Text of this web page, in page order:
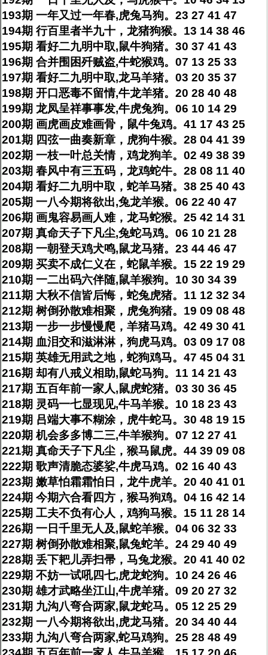
193期 一年又过一年春,虎兔马狗。23 27 41 47
194期 行百里者半九十，龙猪狗猴。13 14 38 46
195期 看好二九明中取,鼠牛狗猪。30 37 41 43
196期 合并围困歼贼盗,牛蛇猴鸡。07 13 25 33
197期 看好二九明中取,龙马羊猪。03 20 35 37
198期 开口恶毒不留情,牛龙羊猪。20 28 40 48
199期 龙凤呈祥事事发,牛虎兔狗。06 10 14 29
200期 画虎画皮难画骨，鼠牛兔鸡。41 17 43 25
201期 四弦一曲奏新章，虎狗牛猴。28 04 41 39
202期 一枝一叶总关情，鸡龙狗羊。02 49 38 39
203期 春风中有三五码，龙鸡蛇牛。28 08 11 40
204期 看好二九明中取，蛇羊马猪。38 25 40 43
205期 一八今期将欲出,兔龙羊猴。06 22 40 47
206期 画鬼容易画人难，龙马蛇猴。25 42 14 31
207期 真命天子下凡尘,兔蛇马鸡。06 10 21 28
208期 一朝登天鸡犬鸣,鼠龙马猪。23 44 46 47
209期 买卖不成仁义在，蛇鼠羊猴。15 22 19 29
210期 一二出码六伴随,鼠羊猴狗。10 30 34 39
211期 大秋不信皆后悔，蛇兔虎猪。11 12 32 34
212期 树倒孙散难相聚，虎兔狗猪。19 09 08 48
213期 一步一步慢慢爬，羊猪马鸡。42 49 30 41
214期 血泪交和滋淋淋，狗虎马鸡。03 09 17 08
215期 英雄无用武之地，蛇狗鸡马。47 45 04 31
216期 却有八戒义相助,鼠蛇马狗。11 14 21 43
217期 五百年前一家人,鼠虎蛇猪。03 30 36 45
218期 灵码一七显现见,牛马羊猴。10 18 23 43
219期 吕端大事不糊涂，虎牛蛇马。30 48 19 15
220期 机会多多博二三,牛羊猴狗。07 12 27 41
221期 真命天子下凡尘，猴马鼠虎。44 39 09 08
222期 歌声清脆态婆娑,牛虎马鸡。02 16 40 43
223期 嫩草怕霜霜怕日，龙牛虎羊。20 40 41 01
224期 今期六合看四方，猴马狗鸡。04 16 42 14
225期 工夫不负有心人，鸡狗马猴。15 11 28 14
226期 一日千里无人及,鼠蛇羊猴。04 06 32 33
227期 树倒孙散难相聚,鼠兔蛇羊。24 29 40 49
228期 丢下耙儿弄扫帚，马兔龙猴。20 41 40 02
229期 不妨一试吼四七,虎龙蛇狗。10 24 26 46
230期 雄才武略坐江山,牛虎羊猪。09 20 27 32
231期 九沟八弯合两家,鼠龙蛇马。05 12 25 29
232期 一八今期将欲出,虎龙马猪。20 34 40 44
233期 九沟八弯合两家,蛇马鸡狗。25 28 48 49